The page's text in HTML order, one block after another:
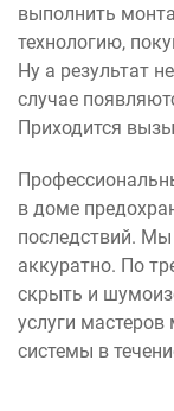
выполнить
технологию,
Ну а результат
случае
Приходится
в доме
последствий.
аккуратно. По
скрыть и
услуги
системы в